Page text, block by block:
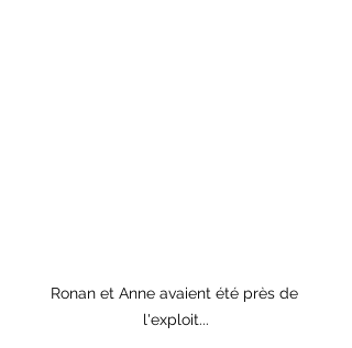
Ronan et Anne avaient été près de
l'exploit...